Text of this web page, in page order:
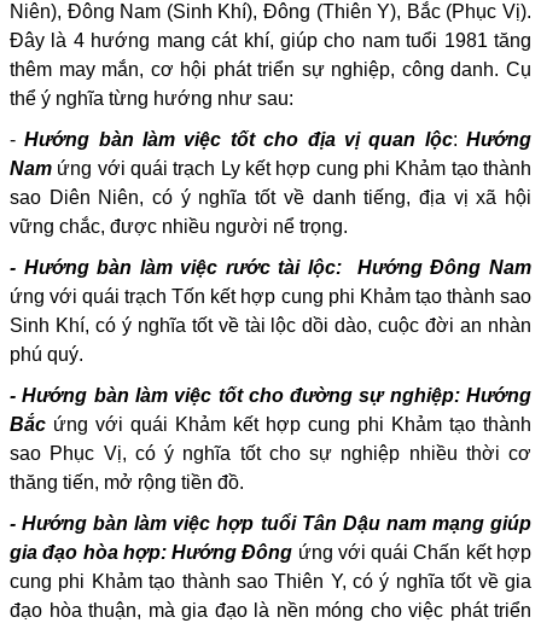
Niên), Đông Nam (Sinh Khí), Đông (Thiên Y), Bắc (Phục Vị).
Đây là 4 hướng mang cát khí, giúp cho nam tuổi 1981 tăng
thêm may mắn, cơ hội phát triển sự nghiệp, công danh. Cụ
thể ý nghĩa từng hướng như sau:
-Hướng bàn làm việc tốt cho địa vị quan lộc:Hướng
Nam ứng với quái trạch Ly kết hợp cung phi Khảm tạo thành
sao Diên Niên, có ý nghĩa tốt về danh tiếng, địa vị xã hội
vững chắc, được nhiều người nể trọng.
- Hướng bàn làm việc rước tài lộc: Hướng Đông Nam
ứng với quái trạch Tốn kết hợp cung phi Khảm tạo thành sao
Sinh Khí, có ý nghĩa tốt về tài lộc dồi dào, cuộc đời an nhàn
phú quý.
- Hướng bàn làm việc tốt cho đường sự nghiệp: Hướng
Bắc ứng với quái Khảm kết hợp cung phi Khảm tạo thành
sao Phục Vị, có ý nghĩa tốt cho sự nghiệp nhiều thời cơ
thăng tiến, mở rộng tiền đồ.
- Hướng bàn làm việc hợp tuổi Tân Dậu nam mạng giúp
gia đạo hòa hợp: Hướng Đông ứng với quái Chấn kết hợp
cung phi Khảm tạo thành sao Thiên Y, có ý nghĩa tốt về gia
đạo hòa thuận, mà gia đạo là nền móng cho việc phát triển